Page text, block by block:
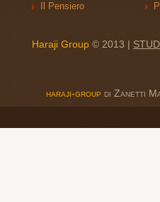
Il Pensiero
Haraji Group © 2013 |
haraji-group di Zanetti